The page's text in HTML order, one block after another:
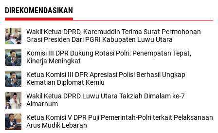
DIREKOMENDASIKAN
Wakil Ketua DPRD, Karemuddin Terima Surat Permohonan
Grasi Presiden Dari PGRI Kabupaten Luwu Utara
Komisi III DPR Dukung Rotasi Polri: Penempatan Tepat,
Kinerja Meningkat
Ketua Komisi III DPR Apresiasi Polisi Berhasil Ungkap
Kematian Diplomat Kemlu
Wakil Ketua DPRD Luwu Utara Takziah Dimalam ke-7
Almarhum
Ketua Komisi V DPR Puji Pemerintah-Polri terkait Pelaksanaan
Arus Mudik Lebaran